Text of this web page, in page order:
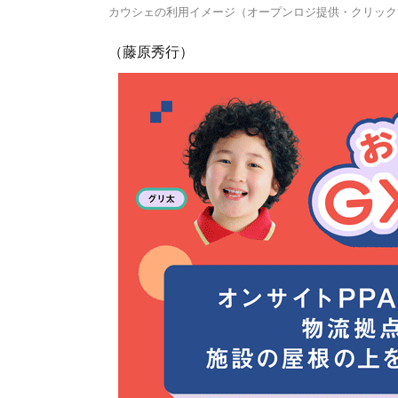
カウシェの利用イメージ（オープンロジ提供・クリッ
（藤原秀行）